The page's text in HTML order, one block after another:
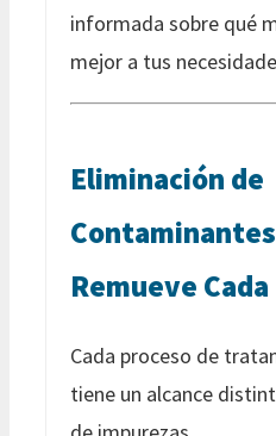
informada sobre qué
mejor a tus
Eliminación de
Remueve
Cada proceso de
tiene un alcance